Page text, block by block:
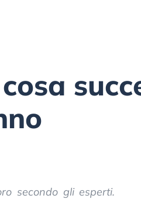
secondo gli esperti.